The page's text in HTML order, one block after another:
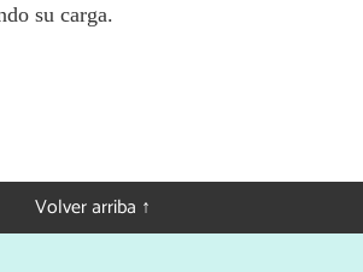
su carga.
Volver arriba ↑